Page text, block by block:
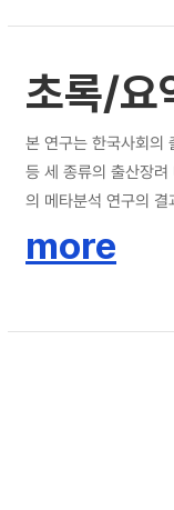
초록/요
본 연구는 한국사회의
등 세 종류의 출산장
의 메타분석 연구의
있어 보다 효과적이고
more